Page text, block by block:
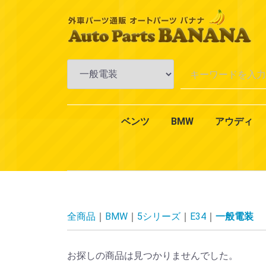
ベンツ
エン
エン
冷却
AC・
ミッ
アク
オイ
エク
イン
BMW アウディ
全商品 BMW 5シリーズ E34 一般電装
お探しの商品は見つかりませんでした。